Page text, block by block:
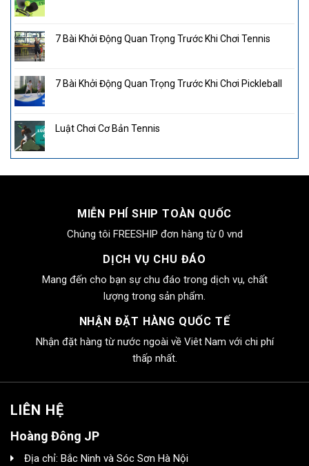
7 Bài Khởi Động Quan Trọng Trước Khi Chơi Tennis
7 Bài Khởi Động Quan Trọng Trước Khi Chơi Pickleball
Luật Chơi Cơ Bản Tennis
MIỄN PHÍ SHIP TOÀN QUỐC
Chúng tôi FREESHIP đơn hàng từ 0 vnd
DỊCH VỤ CHU ĐÁO
Mang đến cho bạn sự chu đáo trong dịch vụ, chất
lượng trong sản phẩm.
NHẬN ĐẶT HÀNG QUỐC TẾ
Nhận đặt hàng từ nước ngoài về Viêt Nam với chi phí
thấp nhất.
LIÊN HỆ
Hoàng Đông JP
Địa chỉ: Bắc Ninh và Sóc Sơn Hà Nội